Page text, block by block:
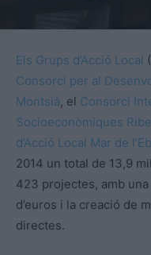
Els Grups d’Acció Local
Consorci per al
Montsià, el Consorci
Socioeconòmiques
d’Acció Local Mar de
2014 un total de 13,9
423 projectes, amb
d’euros i la creació de
directes.